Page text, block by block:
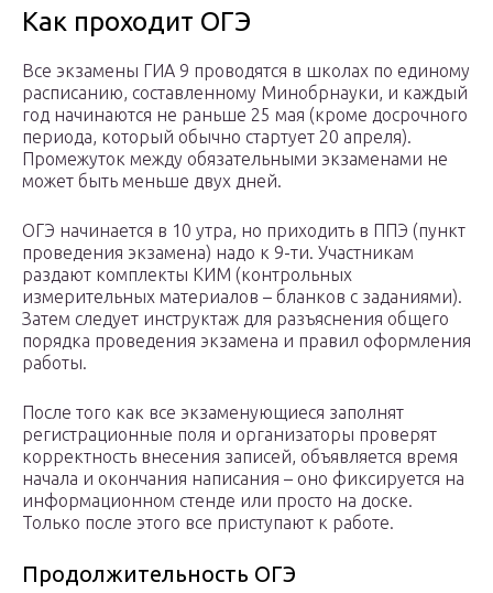
Как проходит ОГЭ
Все экзамены ГИА 9 проводятся в школах по единому
расписанию, составленному Минобрнауки, и каждый
год начинаются не раньше 25 мая (кроме досрочного
периода, который обычно стартует 20 апреля).
Промежуток между обязательными экзаменами не
может быть меньше двух дней.
ОГЭ начинается в 10 утра, но приходить в ППЭ (пункт
проведения экзамена) надо к 9-ти. Участникам
раздают комплекты КИМ (контрольных
измерительных материалов – бланков с заданиями).
Затем следует инструктаж для разъяснения общего
порядка проведения экзамена и правил оформления
работы.
После того как все экзаменующиеся заполнят
регистрационные поля и организаторы проверят
корректность внесения записей, объявляется время
начала и окончания написания – оно фиксируется на
информационном стенде или просто на доске.
Только после этого все приступают к работе.
Продолжительность ОГЭ